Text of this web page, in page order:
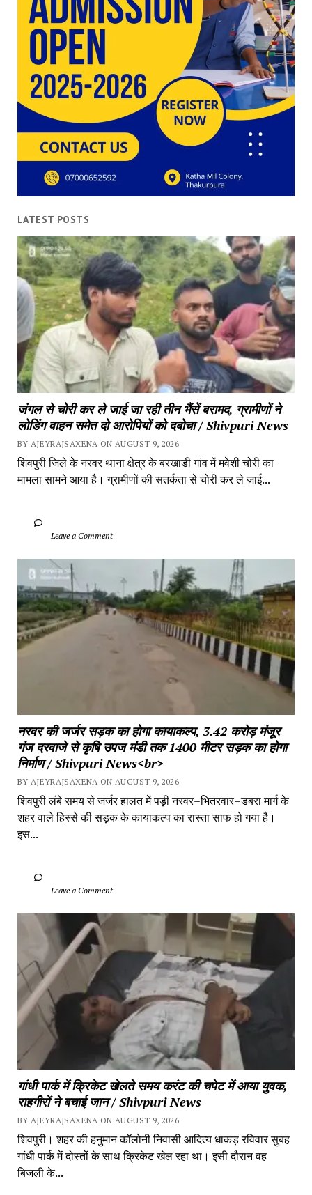
LATEST POSTS
जंगल से चोरी कर ले जाई जा रही तीन भैंसें बरामद, ग्रामीणों ने
लोडिंग वाहन समेत दो आरोपियों को दबोचा / Shivpuri News
BY AJEYRAJSAXENA ON AUGUST 9, 2026
शिवपुरी जिले के नरवर थाना क्षेत्र के बरखाडी गांव में मवेशी चोरी का
मामला सामने आया है। ग्रामीणों की सतर्कता से चोरी कर ले जाई...
		Leave a Comment
नरवर की जर्जर सड़क का होगा कायाकल्प, 3.42 करोड़ मंजूर
गंज दरवाजे से कृषि उपज मंडी तक 1400 मीटर सड़क का होगा
निर्माण / Shivpuri News<br>
BY AJEYRAJSAXENA ON AUGUST 9, 2026
शिवपुरी लंबे समय से जर्जर हालत में पड़ी नरवर–भितरवार–डबरा मार्ग के
शहर वाले हिस्से की सड़क के कायाकल्प का रास्ता साफ हो गया है।
इस...
		Leave a Comment
गांधी पार्क में क्रिकेट खेलते समय करंट की चपेट में आया युवक,
राहगीरों ने बचाई जान / Shivpuri News
BY AJEYRAJSAXENA ON AUGUST 9, 2026
शिवपुरी। शहर की हनुमान कॉलोनी निवासी आदित्य धाकड़ रविवार सुबह
गांधी पार्क में दोस्तों के साथ क्रिकेट खेल रहा था। इसी दौरान वह
बिजली के...